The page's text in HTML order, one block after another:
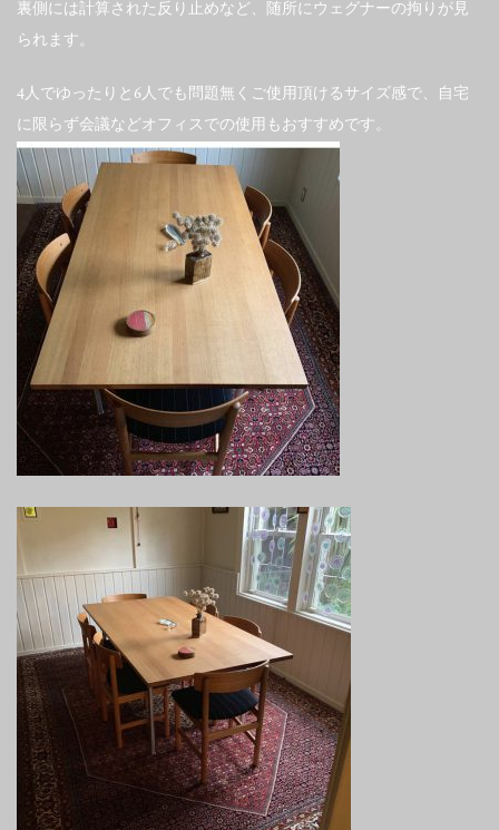
裏側には計算された反り止めなど、随所にウェグナーの拘りが見
られます。
4人でゆったりと6人でも問題無くご使用頂けるサイズ感で、自宅
に限らず会議などオフィスでの使用もおすすめです。